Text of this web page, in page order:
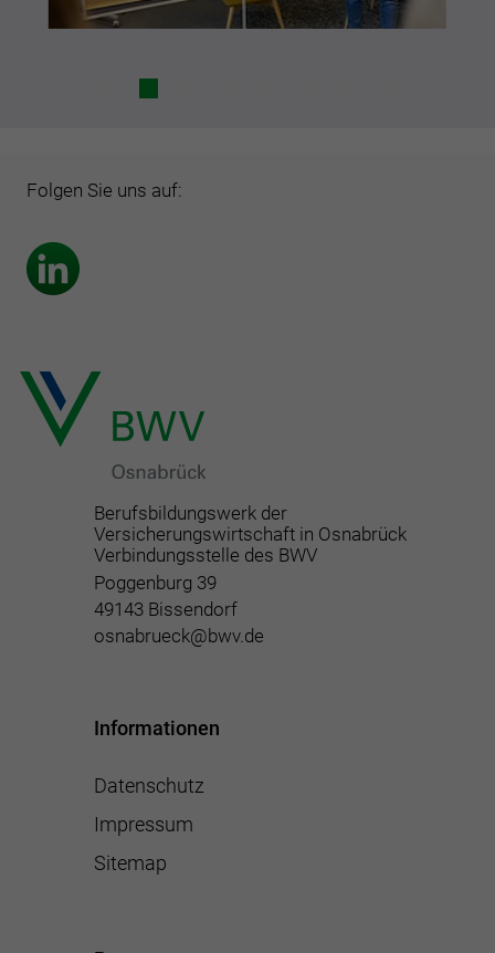
Folgen Sie uns auf:
Berufsbildungswerk der
Versicherungswirtschaft in Osnabrück
Verbindungsstelle des BWV
Poggenburg 39
49143 Bissendorf
osnabrueck@bwv.de
Informationen
Datenschutz
Impressum
Sitemap